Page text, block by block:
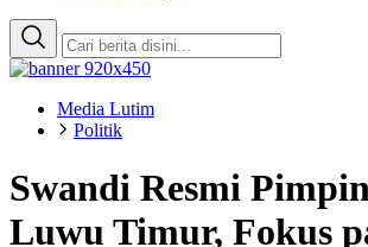
Media Lutim
Politik
Swandi Resmi
Luwu Timur, Fokus